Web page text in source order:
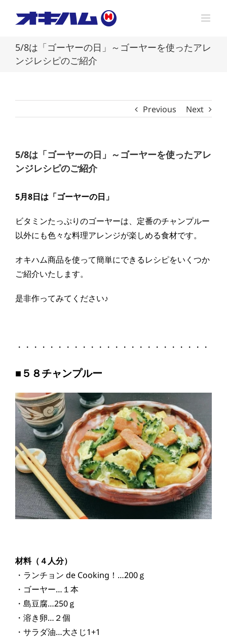
5/8は「ゴーヤーの日」～ゴーヤーを使ったアレ
ンジレシピのご紹介
Previous Next
5/8は「ゴーヤーの日」～ゴーヤーを使ったアレ
ンジレシピのご紹介
5月8日は「ゴーヤーの日」
ビタミンたっぷりのゴーヤーは、定番のチャンプルー
以外にも色々な料理アレンジが楽しめる食材です。
オキハム商品を使って簡単にできるレシピをいくつか
ご紹介いたします。
是非作ってみてください♪
・・・・・・・・・・・・・・・・・・・・・・・・
■５８チャンプルー
材料（４人分）
・ランチョン de Cooking！…200ｇ
・ゴーヤー…１本
・島豆腐…250ｇ
・溶き卵…２個
・サラダ油…大さじ1+1